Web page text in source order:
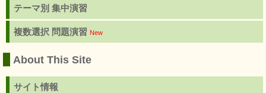
テーマ別 集中演習
複数選択 問題演習 New
About This Site
サイト情報